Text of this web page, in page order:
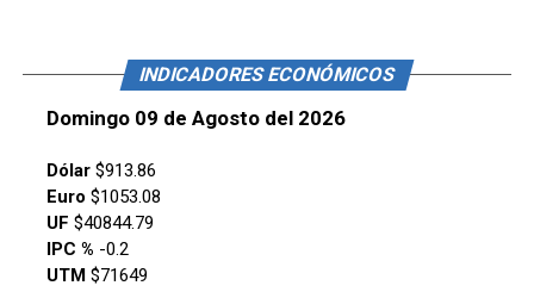
INDICADORES ECONÓMICOS
Domingo 09 de Agosto del 2026
Dólar$913.86
Euro $1053.08
UF $40844.79
IPC % -0.2
UTM$71649